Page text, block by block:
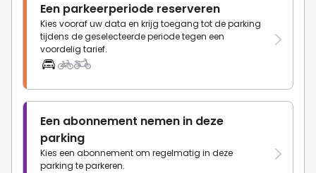
Een parkeerperiode reserveren
Kies vooraf uw data en krijg toegang tot de parking
tijdens de geselecteerde periode tegen een
voordelig tarief.
Een abonnement nemen in deze
parking
Kies een abonnement om regelmatig in deze
parking te parkeren.